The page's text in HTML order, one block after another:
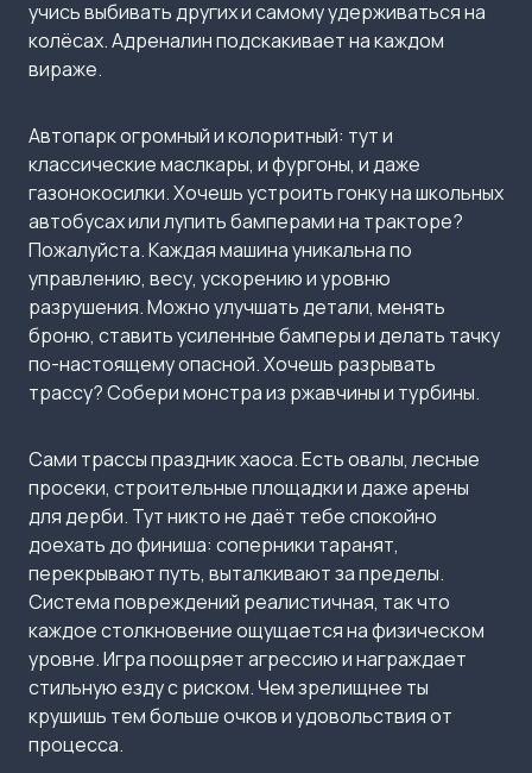
учись выбивать других и самому удерживаться на
колёсах. Адреналин подскакивает на каждом
вираже.
Автопарк огромный и колоритный: тут и
классические маслкары, и фургоны, и даже
газонокосилки. Хочешь устроить гонку на школьных
автобусах или лупить бамперами на тракторе?
Пожалуйста. Каждая машина уникальна по
управлению, весу, ускорению и уровню
разрушения. Можно улучшать детали, менять
броню, ставить усиленные бамперы и делать тачку
по-настоящему опасной. Хочешь разрывать
трассу? Собери монстра из ржавчины и турбины.
Сами трассы праздник хаоса. Есть овалы, лесные
просеки, строительные площадки и даже арены
для дерби. Тут никто не даёт тебе спокойно
доехать до финиша: соперники таранят,
перекрывают путь, выталкивают за пределы.
Система повреждений реалистичная, так что
каждое столкновение ощущается на физическом
уровне. Игра поощряет агрессию и награждает
стильную езду с риском. Чем зрелищнее ты
крушишь тем больше очков и удовольствия от
процесса.